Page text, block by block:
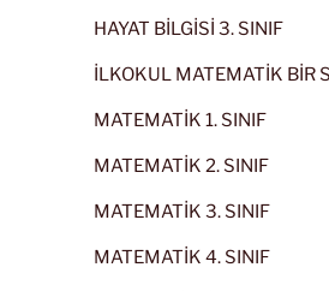
HAYAT BİLGİSİ 3. SINIF
İLKOKUL MATEMATİK BİR
MATEMATİK 1. SINIF
MATEMATİK 2. SINIF
MATEMATİK 3. SINIF
MATEMATİK 4. SINIF